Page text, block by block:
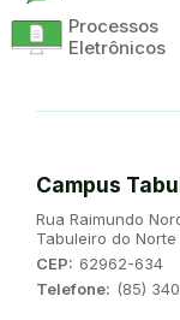
Processos
Eletrônicos
Campus
Endereço:
Rua Raimundo
Tabuleiro do Norte
CEP: 62962-634
Telefone: (85)